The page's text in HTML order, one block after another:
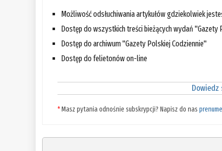
Możliwość odsłuchiwania artykułów gdziekolwiek
Dostęp do wszystkich treści bieżących wydań "Gazety
Dostęp do archiwum "Gazety Polskiej Codziennie"
Dostęp do felietonów on-line
Dowiedz
*Masz pytania odnośnie subskrypcji? Napisz do nas